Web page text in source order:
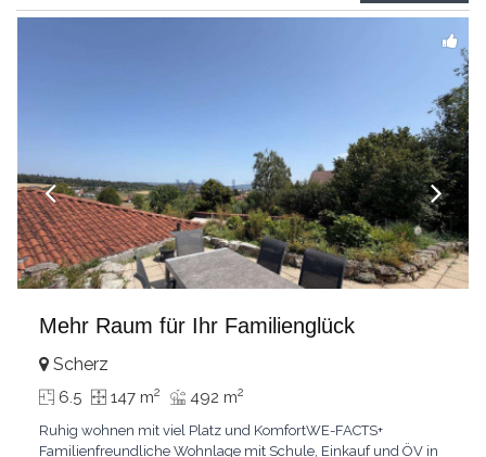
(plaques de...
Mehr Raum für Ihr Familienglück
Scherz
6.5 147 m2 492 m2
Ruhig wohnen mit viel Platz und KomfortWE-FACTS+
Familienfreundliche Wohnlage mit Schule, Einkauf und ÖV in